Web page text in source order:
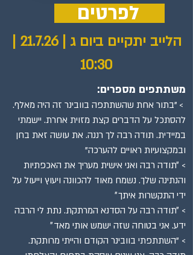
לפרטים
10:30
משתתפים מספרים:
> "בתור אחת שהשתתפה בוובינר זה היה מאלף.
להסתכל על הדברים קצת מזוית אחרת. יישמתי
במיידית. תודה רבה לך רננה. את עושה זאת בחן
ובמקצועיות ראויים להערכה"
> ״תודה רבה ואני אישית מעריך את האכפתיות
והנתינה שלך. נשמח מאוד להכוונה ויעוץ וייעול על
ידי התקשרות איתך״
> ״תודה רבה על הסדנא המרתקת. נתת לי הרבה
ידע. אני בטוחה שזה ישמש אותי מאד״
> "השתתפתי בוובינר הקודם והייתי מרותקת.